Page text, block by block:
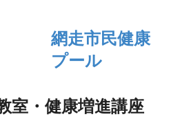
網走市民健康
プール
室・健康増進講座